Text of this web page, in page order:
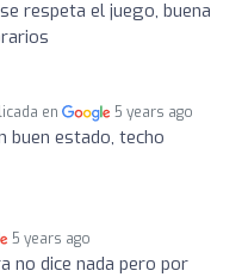
respeta el juego, buena
en 5 years ago
buen estado, techo
5 years ago
no dice nada pero por